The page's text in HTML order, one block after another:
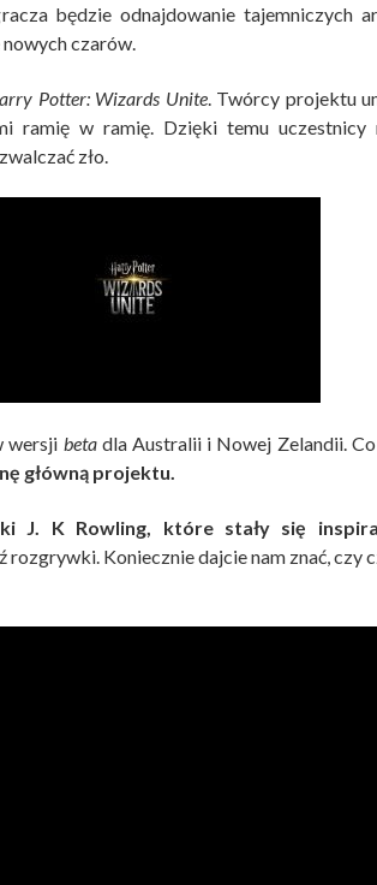
będzie odnajdowanie tajemniczych
nowych czarów.
Potter: Wizards Unite. Twórcy projektu
ramię w ramię. Dzięki temu uczestnicy
zło.
wersji beta dla Australii i Nowej Zelandii.
główną projektu.
J. K Rowling, które stały się
Koniecznie dajcie nam znać, czy